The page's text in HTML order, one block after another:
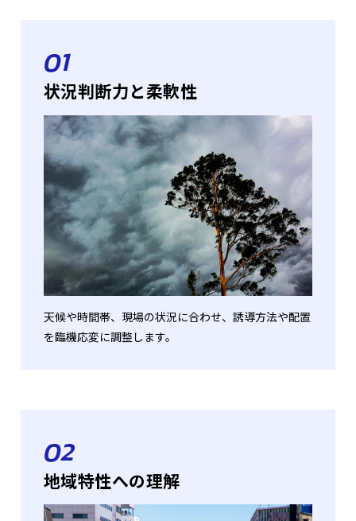
01
状況判断力と柔軟性
天候や時間帯、現場の状況に合わせ、誘導方法や配置
を臨機応変に調整します。
02
地域特性への理解